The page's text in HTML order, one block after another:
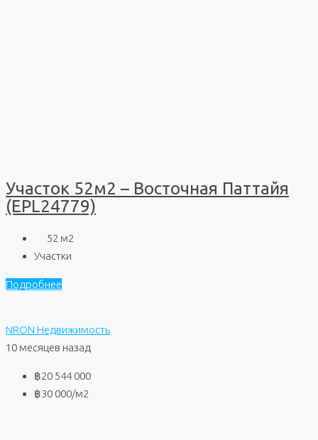
Участок 52м2 – Восточная Паттайя
(EPL24779)
52 м2
Участки
Подробнее
NRON Недвижимость
10 месяцев назад
฿20 544 000
฿30 000/м2